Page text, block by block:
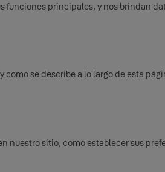
principales, y nos brindan
se describe a lo largo de esta
nuestro sitio, como establecer sus